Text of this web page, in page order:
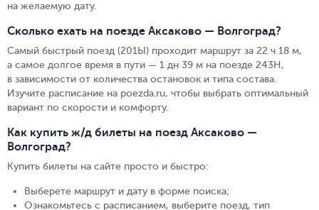
на желаемую дату.
Сколько ехать на поезде Аксаково — Волгоград?
Самый быстрый поезд (201Ы) проходит маршрут за 22 ч 18 м,
а самое долгое время в пути — 1 дн 39 м на поезде 243Н,
в зависимости от количества остановок и типа состава.
Изучите расписание на poezda.ru, чтобы выбрать оптимальный
вариант по скорости и комфорту.
Как купить ж/д билеты на поезд Аксаково —
Волгоград?
Купить билеты на сайте просто и быстро:
Выберете маршрут и дату в форме поиска;
Ознакомьтесь с расписанием, выберите поезд, тип